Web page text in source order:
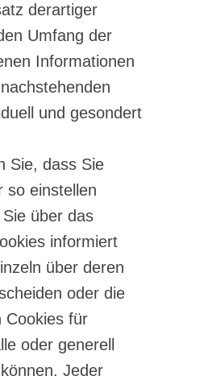
derartiger
Umfang der
Informationen
und gesondert
Sie, dass Sie
so einstellen
über das
informiert
über deren
oder die
Cookies für
oder generell
Jeder